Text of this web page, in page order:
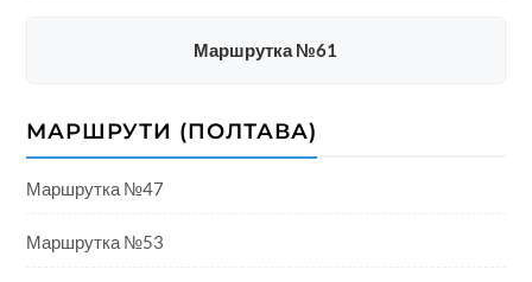
Маршрутка №61
МАРШРУТИ (ПОЛТАВА)
Маршрутка №47
Маршрутка №53